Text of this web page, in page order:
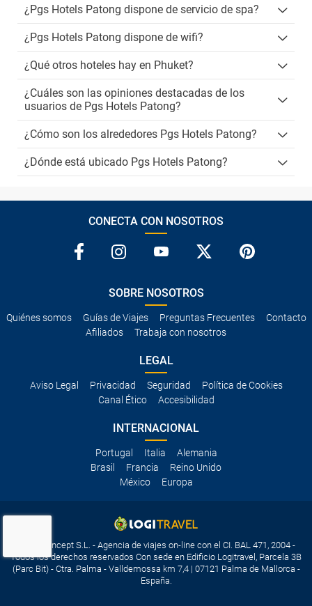
¿Pgs Hotels Patong dispone de servicio de spa?
¿Pgs Hotels Patong dispone de wifi?
¿Qué otros hoteles hay en Phuket?
¿Cuáles son las opiniones destacadas de los
usuarios de Pgs Hotels Patong?
¿Cómo son los alrededores Pgs Hotels Patong?
¿Dónde está ubicado Pgs Hotels Patong?
CONECTA CON NOSOTROS
SOBRE NOSOTROS
Quiénes somos Guías de Viajes Preguntas Frecuentes
Contacto
Afiliados
Trabaja con nosotros
LEGAL
Aviso Legal Privacidad Seguridad
Política de Cookies
Canal Ético
Accesibilidad
INTERNACIONAL
Portugal Italia
Alemania
Brasil
Francia
Reino Unido
México
Europa
Travelconcept S.L. - Agencia de viajes on-line con el CI. BAL 471, 2004 -
Todos los derechos reservados Con sede en Edificio Logitravel, Parcela 3B
(Parc Bit) - Ctra. Palma - Valldemossa km 7,4 | 07121 Palma de Mallorca -
España.